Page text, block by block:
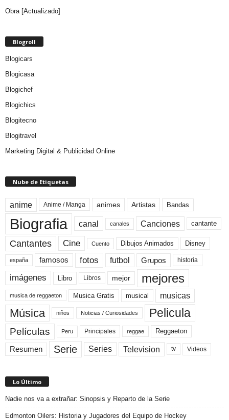
Obra [Actualizado]
Blogroll
Blogicars
Blogicasa
Blogichef
Blogichics
Blogitecno
Blogitravel
Marketing Digital & Publicidad Online
Nube de Etiquetas
anime Anime / Manga animes Artistas Bandas
Biografia canal canales Canciones cantante
Cantantes Cine Cuento Dibujos Animados Disney
españa famosos fotos futbol Grupos historia
imágenes Libro Libros mejor mejores
musica de reggaeton Musica Gratis musical musicas
Música niños Noticias / Curiosidades Pelicula
Películas Peru Principales reggae Reggaeton
Resumen Serie Series Television tv Videos
Lo Último
Nadie nos va a extrañar: Sinopsis y Reparto de la Serie
Edmonton Oilers: Historia y Jugadores del Equipo de Hockey